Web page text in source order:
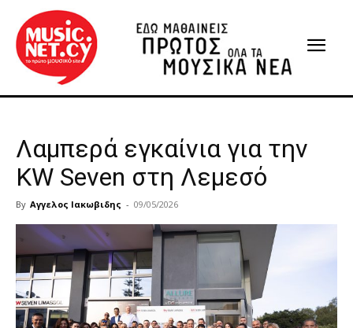
Λαμπερά εγκαίνια για την
KW Seven στη Λεμεσό
By Αγγελος Ιακωβιδης - 09/05/2026